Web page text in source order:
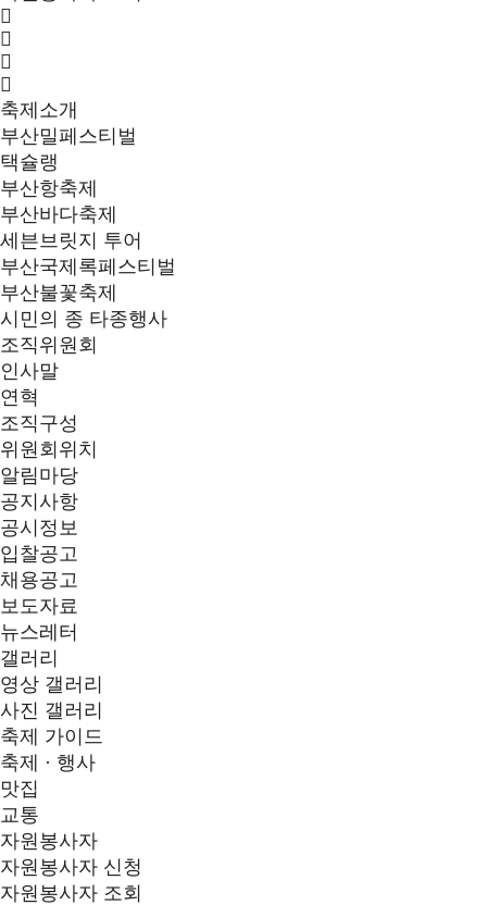
축제소개
부산밀페스티벌
택슐랭
부산항축제
부산바다축제
세븐브릿지 투어
부산국제록페스티벌
부산불꽃축제
시민의 종 타종행사
조직위원회
인사말
연혁
조직구성
위원회위치
알림마당
공지사항
공시정보
입찰공고
채용공고
보도자료
뉴스레터
갤러리
영상 갤러리
사진 갤러리
축제 가이드
축제 · 행사
맛집
교통
자원봉사자
자원봉사자 신청
자원봉사자 조회